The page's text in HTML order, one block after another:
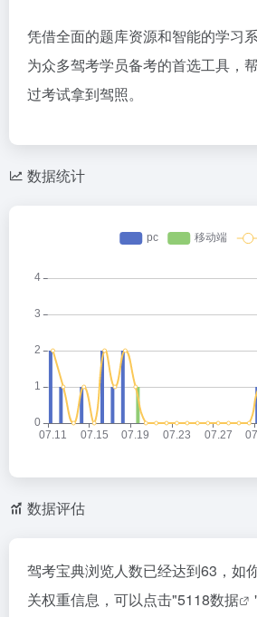
凭借全面的题库资源和智能的学习
为众多驾考学员备考的首选工具，
过考试拿到驾照。
数据统计
数据评估
驾考宝典浏览人数已经达到63，如
关权重信息，可以点击"5118数据